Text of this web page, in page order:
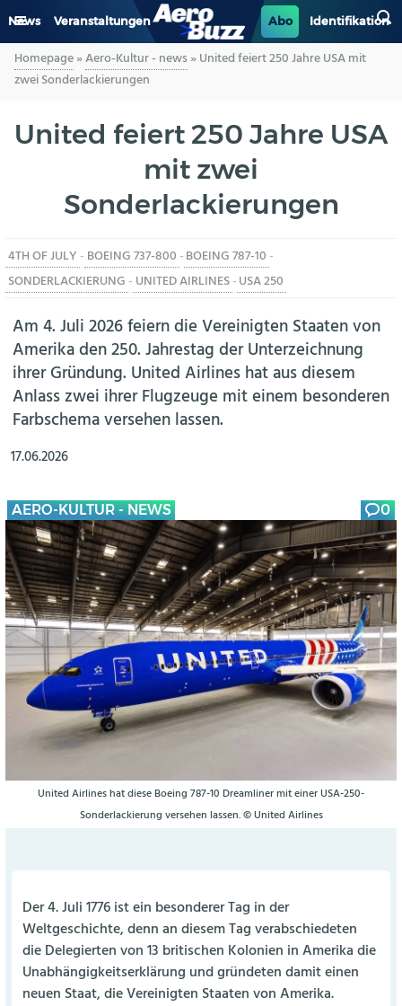
News Veranstaltungen Abo Identifikation
GENERAL AVIATION
INDUSTRIE
BERUFE
AERO-KULTUR
Homepage»Aero-Kultur - news»United feiert 250 Jahre USA mit
zwei Sonderlackierungen
United feiert 250 Jahre USA
mit zwei
Sonderlackierungen
4TH OF JULY - BOEING 737-800 -BOEING 787-10 -
SONDERLACKIERUNG - UNITED AIRLINES-USA 250
Am 4. Juli 2026 feiern die Vereinigten Staaten von
Amerika den 250. Jahrestag der Unterzeichnung
ihrer Gründung. United Airlines hat aus diesem
Anlass zwei ihrer Flugzeuge mit einem besonderen
Farbschema versehen lassen.
17.06.2026
AERO-KULTUR - NEWS 0
United Airlines hat diese Boeing 787-10 Dreamliner mit einer USA-250-
Sonderlackierung versehen lassen. © United Airlines
Der 4. Juli 1776 ist ein besonderer Tag in der
Weltgeschichte, denn an diesem Tag verabschiedeten
die Delegierten von 13 britischen Kolonien in Amerika die
Unabhängigkeitserklärung und gründeten damit einen
neuen Staat, die Vereinigten Staaten von Amerika.